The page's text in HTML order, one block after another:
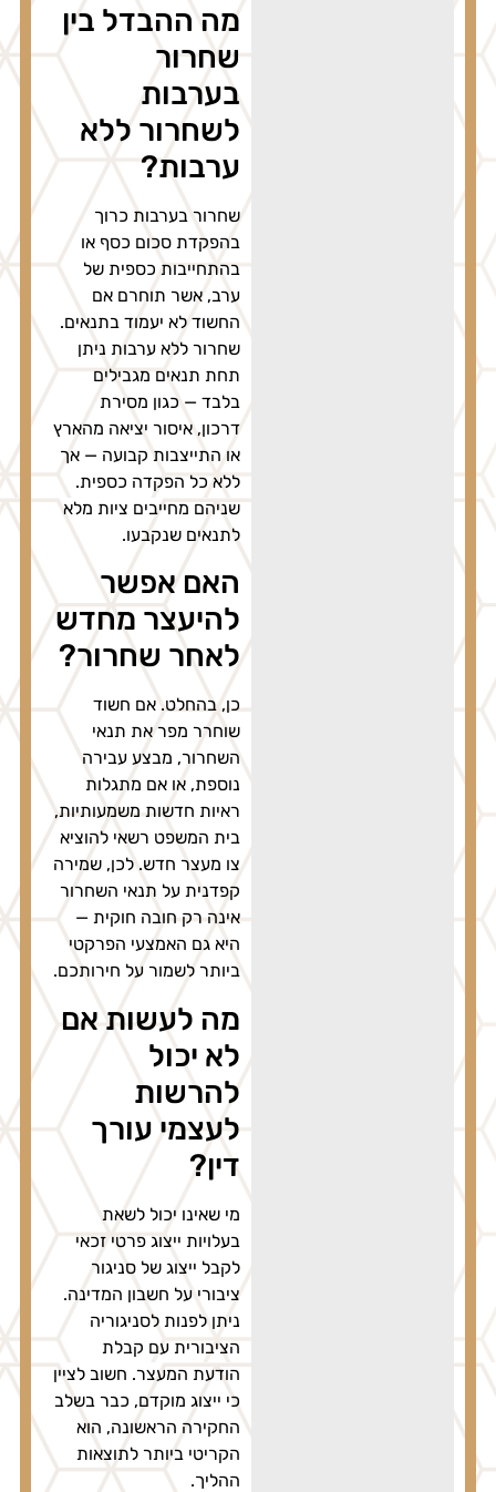
מה ההבדל בין
שחרור
בערבות
לשחרור ללא
ערבות?
שחרור בערבות כרוך
בהפקדת סכום כסף או
בהתחייבות כספית של
ערב, אשר תוחרם אם
החשוד לא יעמוד בתנאים.
שחרור ללא ערבות ניתן
תחת תנאים מגבילים
בלבד — כגון מסירת
דרכון, איסור יציאה מהארץ
או התייצבות קבועה — אך
ללא כל הפקדה כספית.
שניהם מחייבים ציות מלא
לתנאים שנקבעו.
האם אפשר
להיעצר מחדש
לאחר שחרור?
כן, בהחלט. אם חשוד
שוחרר מפר את תנאי
השחרור, מבצע עבירה
נוספת, או אם מתגלות
ראיות חדשות משמעותיות,
בית המשפט רשאי להוציא
צו מעצר חדש. לכן, שמירה
קפדנית על תנאי השחרור
אינה רק חובה חוקית —
היא גם האמצעי הפרקטי
ביותר לשמור על חירותכם.
מה לעשות אם
לא יכול
להרשות
לעצמי עורך
דין?
מי שאינו יכול לשאת
בעלויות ייצוג פרטי זכאי
לקבל ייצוג של סניגור
ציבורי על חשבון המדינה.
ניתן לפנות לסניגוריה
הציבורית עם קבלת
הודעת המעצר. חשוב לציין
כי ייצוג מוקדם, כבר בשלב
החקירה הראשונה, הוא
הקריטי ביותר לתוצאות
ההליך.